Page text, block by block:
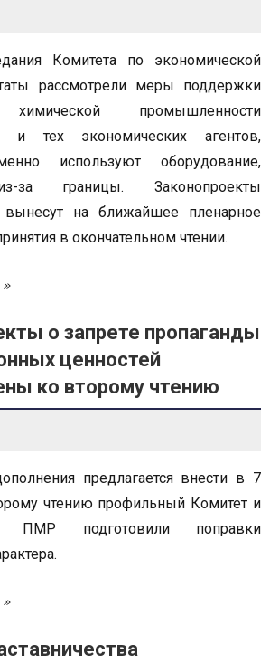
Комитета по экономической
рассмотрели меры поддержки
химической промышленности
и тех экономических агентов,
используют оборудование,
за границы. Законопроекты
вынесут на ближайшее пленарное
в окончательном чтении.
о запрете пропаганды
ценностей
ко второму чтению
предлагается внести в 7
чтению профильный Комитет и
ПМР подготовили поправки